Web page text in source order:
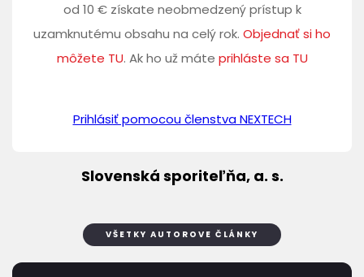
od 10 € získate neobmedzený prístup k
uzamknutému obsahu na celý rok. Objednať si ho
môžete TU. Ak ho už máte prihláste sa TU
Prihlásiť pomocou členstva NEXTECH
Slovenská sporiteľňa, a. s.
VŠETKY AUTOROVE ČLÁNKY